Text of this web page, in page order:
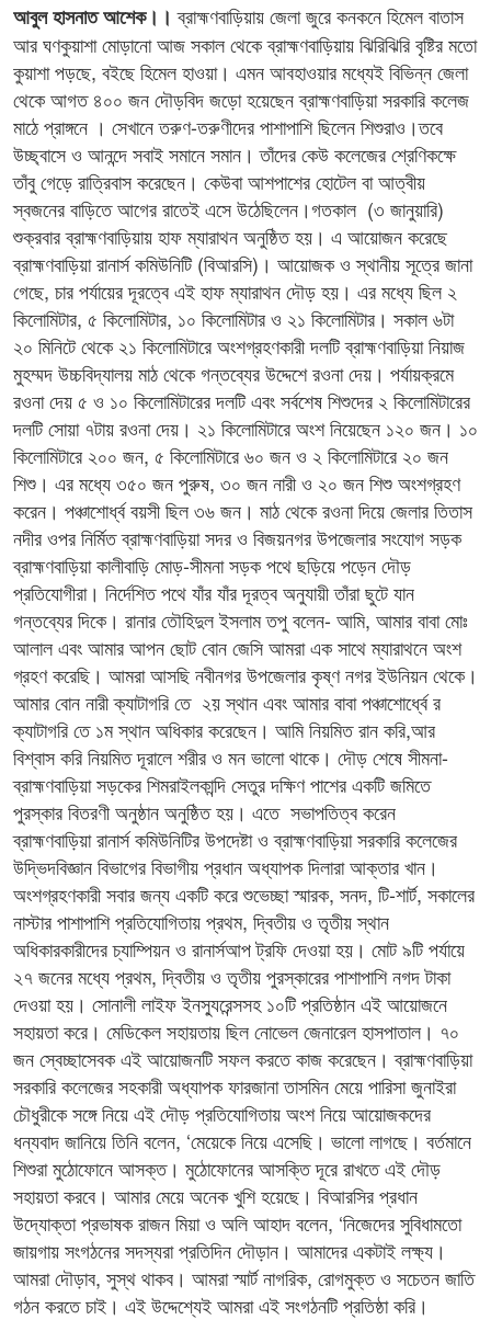
আবুল হাসনাত আশেক।। ব্রাহ্মণবাড়িয়ায় জেলা জুরে কনকনে হিমেল বাতাস
আর ঘণকুয়াশা মোড়ানো আজ সকাল থেকে ব্রাহ্মণবাড়িয়ায় ঝিরিঝিরি বৃষ্টির মতো
কুয়াশা পড়ছে, বইছে হিমেল হাওয়া। এমন আবহাওয়ার মধ্যেই বিভিন্ন জেলা
থেকে আগত ৪০০ জন দৌড়বিদ জড়ো হয়েছেন ব্রাহ্মণবাড়িয়া সরকারি কলেজ
মাঠে প্রাঙ্গনে । সেখানে তরুণ-তরুণীদের পাশাপাশি ছিলেন শিশুরাও।তবে
উচ্ছ্বাসে ও আনন্দে সবাই সমানে সমান। তাঁদের কেউ কলেজের শ্রেণিকক্ষে
তাঁবু গেড়ে রাত্রিবাস করেছেন। কেউবা আশপাশের হোটেল বা আত্বীয়
স্বজনের বাড়িতে আগের রাতেই এসে উঠেছিলেন।গতকাল (৩ জানুয়ারি)
শুক্রবার ব্রাহ্মণবাড়িয়ায় হাফ ম্যারাথন অনুষ্ঠিত হয়। এ আয়োজন করেছে
ব্রাহ্মণবাড়িয়া রানার্স কমিউনিটি (বিআরসি)। আয়োজক ও স্থানীয় সূত্রে জানা
গেছে, চার পর্যায়ের দূরত্বে এই হাফ ম্যারাথন দৌড় হয়। এর মধ্যে ছিল ২
কিলোমিটার, ৫ কিলোমিটার, ১০ কিলোমিটার ও ২১ কিলোমিটার। সকাল ৬টা
২০ মিনিটে থেকে ২১ কিলোমিটারে অংশগ্রহণকারী দলটি ব্রাহ্মণবাড়িয়া নিয়াজ
মুহম্মদ উচ্চবিদ্যালয় মাঠ থেকে গন্তব্যের উদ্দেশে রওনা দেয়। পর্যায়ক্রমে
রওনা দেয় ৫ ও ১০ কিলোমিটারের দলটি এবং সর্বশেষ শিশুদের ২ কিলোমিটারের
দলটি সোয়া ৭টায় রওনা দেয়। ২১ কিলোমিটারে অংশ নিয়েছেন ১২০ জন। ১০
কিলোমিটারে ২০০ জন, ৫ কিলোমিটারে ৬০ জন ও ২ কিলোমিটারে ২০ জন
শিশু। এর মধ্যে ৩৫০ জন পুরুষ, ৩০ জন নারী ও ২০ জন শিশু অংশগ্রহণ
করেন। পঞ্চাশোর্ধ্ব বয়সী ছিল ৩৬ জন। মাঠ থেকে রওনা দিয়ে জেলার তিতাস
নদীর ওপর নির্মিত ব্রাহ্মণবাড়িয়া সদর ও বিজয়নগর উপজেলার সংযোগ সড়ক
ব্রাহ্মণবাড়িয়া কালীবাড়ি মোড়-সীমনা সড়ক পথে ছড়িয়ে পড়েন দৌড়
প্রতিযোগীরা। নির্দেশিত পথে যাঁর যাঁর দূরত্ব অনুযায়ী তাঁরা ছুটে যান
গন্তব্যের দিকে। রানার তৌহিদুল ইসলাম তপু বলেন- আমি, আমার বাবা মোঃ
আলাল এবং আমার আপন ছোট বোন জেসি আমরা এক সাথে ম্যারাথনে অংশ
গ্রহণ করেছি। আমরা আসছি নবীনগর উপজেলার কৃষ্ণ নগর ইউনিয়ন থেকে।
আমার বোন নারী ক্যাটাগরি তে ২য় স্থান এবং আমার বাবা পঞ্চাশোর্ধ্বে র
ক্যাটাগরি তে ১ম স্থান অধিকার করেছেন। আমি নিয়মিত রান করি,আর
বিশ্বাস করি নিয়মিত দূরালে শরীর ও মন ভালো থাকে। দৌড় শেষে সীমনা-
ব্রাহ্মণবাড়িয়া সড়কের শিমরাইলকান্দি সেতুর দক্ষিণ পাশের একটি জমিতে
পুরস্কার বিতরণী অনুষ্ঠান অনুষ্ঠিত হয়। এতে সভাপতিত্ব করেন
ব্রাহ্মণবাড়িয়া রানার্স কমিউনিটির উপদেষ্টা ও ব্রাহ্মণবাড়িয়া সরকারি কলেজের
উদ্ভিদবিজ্ঞান বিভাগের বিভাগীয় প্রধান অধ্যাপক দিলারা আক্তার খান।
অংশগ্রহণকারী সবার জন্য একটি করে শুভেচ্ছা স্মারক, সনদ, টি-শার্ট, সকালের
নাস্টার পাশাপাশি প্রতিযোগিতায় প্রথম, দ্বিতীয় ও তৃতীয় স্থান
অধিকারকারীদের চ্যাম্পিয়ন ও রানার্সআপ ট্রফি দেওয়া হয়। মোট ৯টি পর্যায়ে
২৭ জনের মধ্যে প্রথম, দ্বিতীয় ও তৃতীয় পুরস্কারের পাশাপাশি নগদ টাকা
দেওয়া হয়। সোনালী লাইফ ইনস্যুরেন্সসহ ১০টি প্রতিষ্ঠান এই আয়োজনে
সহায়তা করে। মেডিকেল সহায়তায় ছিল নোভেল জেনারেল হাসপাতাল। ৭০
জন স্বেচ্ছাসেবক এই আয়োজনটি সফল করতে কাজ করেছেন। ব্রাহ্মণবাড়িয়া
সরকারি কলেজের সহকারী অধ্যাপক ফারজানা তাসমিন মেয়ে পারিসা জুনাইরা
চৌধুরীকে সঙ্গে নিয়ে এই দৌড় প্রতিযোগিতায় অংশ নিয়ে আয়োজকদের
ধন্যবাদ জানিয়ে তিনি বলেন, ‘মেয়েকে নিয়ে এসেছি। ভালো লাগছে। বর্তমানে
শিশুরা মুঠোফোনে আসক্ত। মুঠোফোনের আসক্তি দূরে রাখতে এই দৌড়
সহায়তা করবে। আমার মেয়ে অনেক খুশি হয়েছে। বিআরসির প্রধান
উদ্যোক্তা প্রভাষক রাজন মিয়া ও অলি আহাদ বলেন, ‘নিজেদের সুবিধামতো
জায়গায় সংগঠনের সদস্যরা প্রতিদিন দৌড়ান। আমাদের একটাই লক্ষ্য।
আমরা দৌড়াব, সুস্থ থাকব। আমরা স্মার্ট নাগরিক, রোগমুক্ত ও সচেতন জাতি
গঠন করতে চাই। এই উদ্দেশ্যেই আমরা এই সংগঠনটি প্রতিষ্ঠা করি।